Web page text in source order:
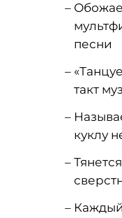
песни
такт
куклу